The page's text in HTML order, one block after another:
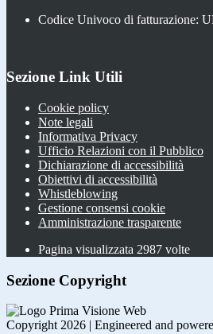
Codice Univoco di fatturazione:
Sezione Link Utili
Cookie policy
Note legali
Informativa Privacy
Ufficio Relazioni con il Pubblico
Dichiarazione di accessibilità
Obiettivi di accessibilità
Whistleblowing
Gestione consensi cookie
Amministrazione trasparente
Pagina visualizzata 2987 volte
Sezione Copyright
Copyright 2026 | Engineered and